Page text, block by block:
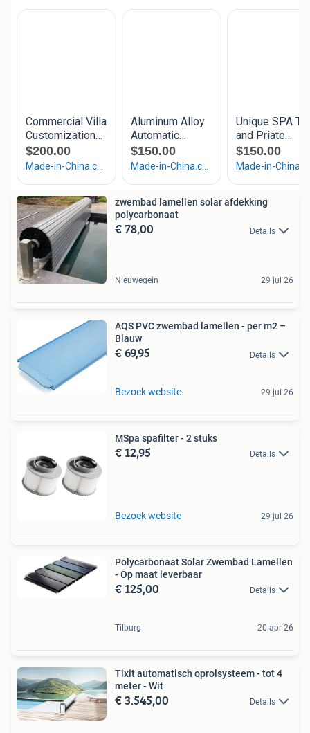
zwembad lamellen solar afdekking
polycarbonaat
€ 78,00 Details
Nieuwegein 29 jul 26
AQS PVC zwembad lamellen - per m2 –
Blauw
€ 69,95 Details
Bezoek website 29 jul 26
MSpa spafilter - 2 stuks
€ 12,95 Details
Bezoek website 29 jul 26
Polycarbonaat Solar Zwembad Lamellen
- Op maat leverbaar
€ 125,00 Details
Tilburg 20 apr 26
Tixit automatisch oprolsysteem - tot 4
meter - Wit
€ 3.545,00 Details